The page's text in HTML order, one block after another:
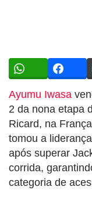
Ayumu Iwasa
2 da nona etapa
Ricard, na
tomou a
após superar
corrida,
categoria de